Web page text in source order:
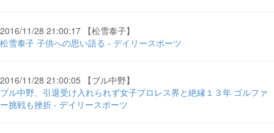
2016/11/28 21:00:17 【松雪泰子】
松雪泰子 子供への思い語る - デイリースポーツ
2016/11/28 21:00:05 【ブル中野】
ブル中野、引退受け入れられず女子プロレス界と絶縁１３年 ゴルファ
ー挑戦も挫折 - デイリースポーツ